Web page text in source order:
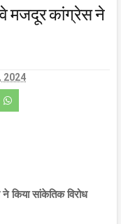
मजदूर कांग्रेस ने
2024
किया सांकेतिक विरोध